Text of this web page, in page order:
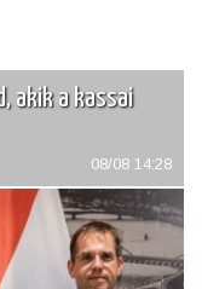
akik a kassai
08/08 14:28